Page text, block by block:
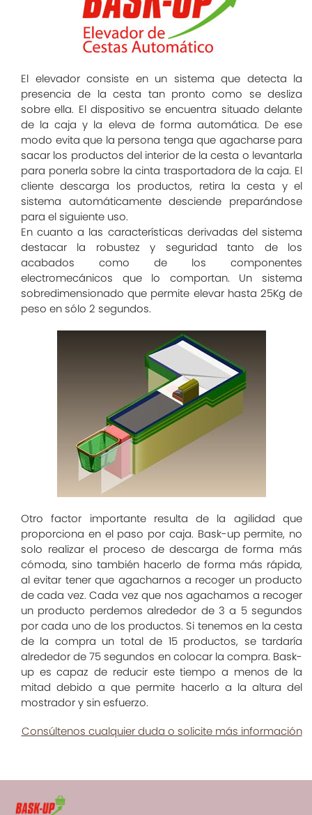
El elevador consiste en un sistema que detecta la
presencia de la cesta tan pronto como se desliza
sobre ella. El dispositivo se encuentra situado delante
de la caja y la eleva de forma automática. De ese
modo evita que la persona tenga que agacharse para
sacar los productos del interior de la cesta o levantarla
para ponerla sobre la cinta trasportadora de la caja. El
cliente descarga los productos, retira la cesta y el
sistema automáticamente desciende preparándose
para el siguiente uso.
En cuanto a las características derivadas del sistema
destacar la robustez y seguridad tanto de los
acabados como de los componentes
electromecánicos que lo comportan. Un sistema
sobredimensionado que permite elevar hasta 25Kg de
peso en sólo 2 segundos.
Otro factor importante resulta de la agilidad que
proporciona en el paso por caja. Bask-up permite, no
solo realizar el proceso de descarga de forma más
cómoda, sino también hacerlo de forma más rápida,
al evitar tener que agacharnos a recoger un producto
de cada vez. Cada vez que nos agachamos a recoger
un producto perdemos alrededor de 3 a 5 segundos
por cada uno de los productos. Si tenemos en la cesta
de la compra un total de 15 productos, se tardaría
alrededor de 75 segundos en colocar la compra. Bask-
up es capaz de reducir este tiempo a menos de la
mitad debido a que permite hacerlo a la altura del
mostrador y sin esfuerzo.
Consúltenos cualquier duda o solicite más información